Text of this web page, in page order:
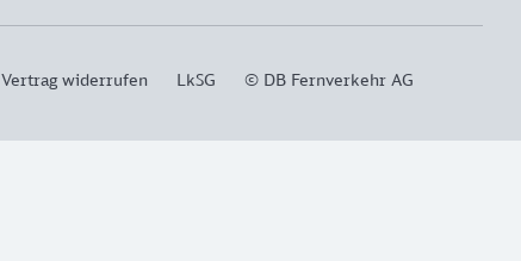
Vertrag widerrufen LkSG © DB Fernverkehr AG